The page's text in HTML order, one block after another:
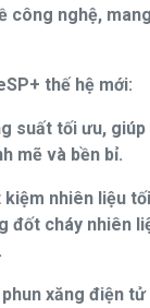
công nghệ,
thế hệ mới:
suất tối ưu, giúp
mẽ và bền bỉ.
nhiên liệu
đốt cháy nhiên
xăng điện tử